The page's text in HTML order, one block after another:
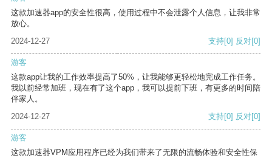
这款加速器app的安全性很高，使用过程中不会泄露个人信息，让我非常
放心。
2024-12-27
支持[0] 反对[0]
游客
这款app让我的工作效率提高了50%，让我能够更轻松地完成工作任务。
我以前经常加班，现在有了这个app，我可以提前下班，有更多的时间陪
伴家人。
2024-12-27
支持[0] 反对[0]
游客
这款加速器VPM应用程序已经为我们带来了无限的流畅体验和安全性保